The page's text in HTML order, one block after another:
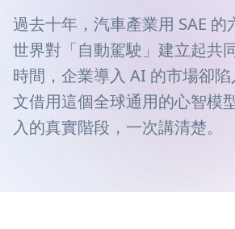
過去十年，汽車產業用 SAE 的
世界對「自動駕駛」建立起共
時間，企業導入 AI 的市場卻
文借用這個全球通用的心智模
入的真實階段，一次講清楚。